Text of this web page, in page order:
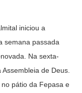
iniciou a
semana passada
Na sexta-
de Deus.
pátio da Fepasa e